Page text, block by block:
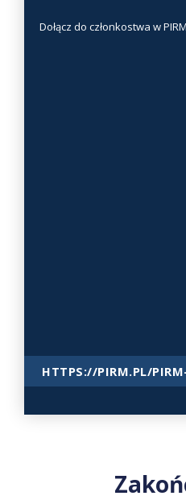
a
Dołącz do członkostwa w
HTTPS://PIRM.PL/